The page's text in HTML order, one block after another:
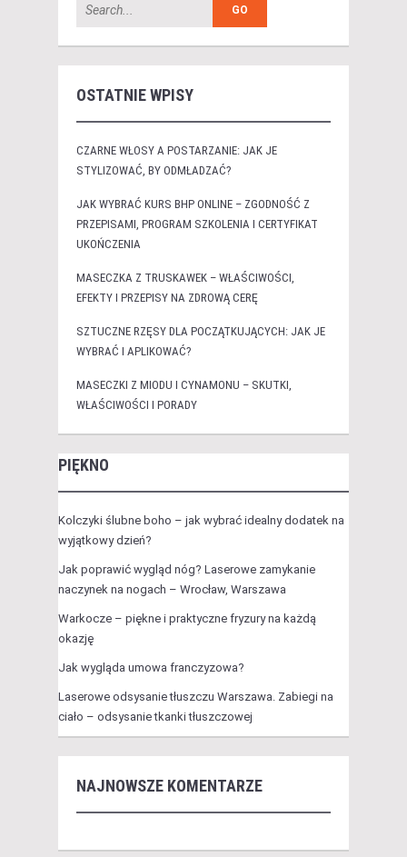
OSTATNIE WPISY
CZARNE WŁOSY A POSTARZANIE: JAK JE
STYLIZOWAĆ, BY ODMŁADZAĆ?
JAK WYBRAĆ KURS BHP ONLINE – ZGODNOŚĆ Z
PRZEPISAMI, PROGRAM SZKOLENIA I CERTYFIKAT
UKOŃCZENIA
MASECZKA Z TRUSKAWEK – WŁAŚCIWOŚCI,
EFEKTY I PRZEPISY NA ZDROWĄ CERĘ
SZTUCZNE RZĘSY DLA POCZĄTKUJĄCYCH: JAK JE
WYBRAĆ I APLIKOWAĆ?
MASECZKI Z MIODU I CYNAMONU – SKUTKI,
WŁAŚCIWOŚCI I PORADY
PIĘKNO
Kolczyki ślubne boho – jak wybrać idealny dodatek na
wyjątkowy dzień?
Jak poprawić wygląd nóg? Laserowe zamykanie
naczynek na nogach – Wrocław, Warszawa
Warkocze – piękne i praktyczne fryzury na każdą
okazję
Jak wygląda umowa franczyzowa?
Laserowe odsysanie tłuszczu Warszawa. Zabiegi na
ciało – odsysanie tkanki tłuszczowej
NAJNOWSZE KOMENTARZE